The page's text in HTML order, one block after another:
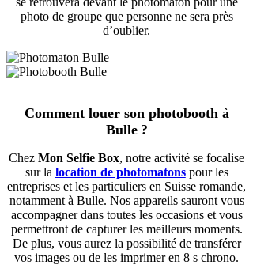
photo de groupe que personne ne sera près
d’oublier.
Comment louer son photobooth à
Bulle ?
Chez Mon Selfie Box, notre activité se focalise
sur la location de photomatonspour les
entreprises et les particuliers en Suisse romande,
notamment à Bulle. Nos appareils sauront vous
accompagner dans toutes les occasions et vous
permettront de capturer les meilleurs moments.
De plus, vous aurez la possibilité de transférer
vos images ou de les imprimer en 8 s chrono.